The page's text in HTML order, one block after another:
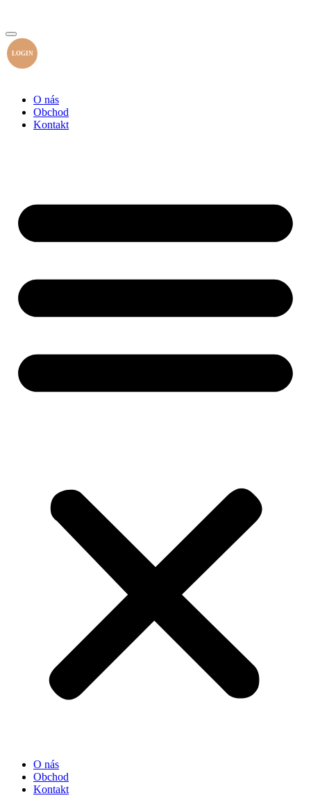
LOGIN
O nás
Obchod
Kontakt
O nás
Obchod
Kontakt